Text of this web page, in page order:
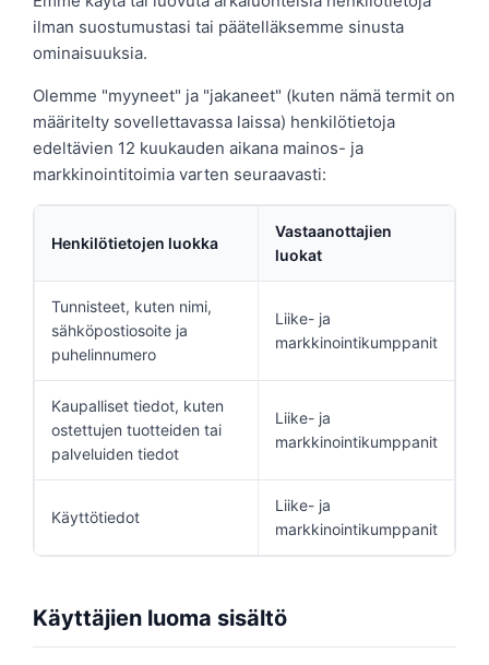
ilman suostumustasi tai päätelläksemme sinusta
ominaisuuksia.
Olemme "myyneet" ja "jakaneet" (kuten nämä termit on
määritelty sovellettavassa laissa) henkilötietoja
edeltävien 12 kuukauden aikana mainos- ja
markkinointitoimia varten seuraavasti:
Henkilötietojen luokka
Vastaanottajien
luokat
Tunnisteet, kuten nimi,
sähköpostiosoite ja
puhelinnumero
Liike- ja
markkinointikumppanit
Kaupalliset tiedot, kuten
ostettujen tuotteiden tai
palveluiden tiedot
Liike- ja
markkinointikumppanit
Käyttötiedot
Liike- ja
markkinointikumppanit
Käyttäjien luoma sisältö